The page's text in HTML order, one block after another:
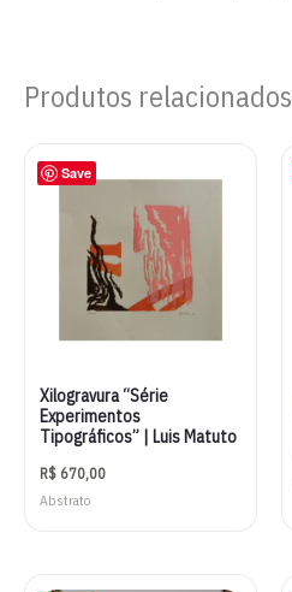
Produtos relacionados
Save
Xilogravura “Série
Experimentos
Tipográficos” | Luis Matuto
R$ 670,00
Abstrato